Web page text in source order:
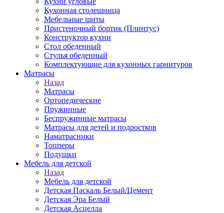
Кухонная столешница
Мебельные щиты
Пристеночный бортик (Плинтус)
Конструктор кухни
Стол обеденный
Стулья обеденный
Комплектующие для кухонных гарнитуров
Матраcы
Назад
Матраcы
Ортопедические
Пружинные
Беспружинные матрасы
Матрасы для детей и подростков
Наматрасники
Топперы
Подушки
Мебель для детской
Назад
Мебель для детской
Детская Паскаль Белый/Цемент
Детская Эра Белый
Детская Асцелла